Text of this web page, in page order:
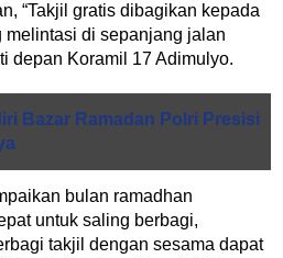
“Takjil gratis dibagikan kepada
melintasi di sepanjang jalan
depan Koramil 17 Adimulyo.
Bazar Ramadan Polri Presisi
bulan ramadhan
untuk saling berbagi,
takjil dengan sesama dapat